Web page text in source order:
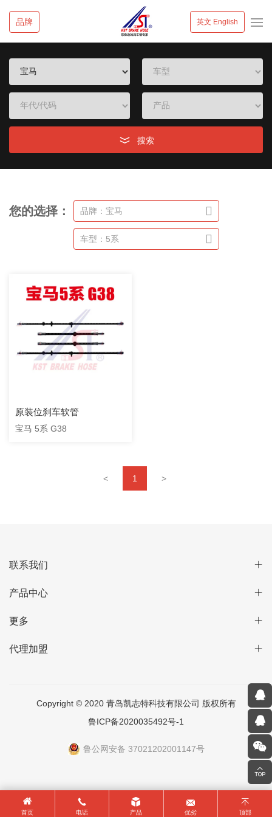
品牌 英文 English
搜索
您的选择： 品牌：宝马
车型：5系
原装位刹车软管
宝马 5系 G38
< 1 >
联系我们
产品中心
更多
代理加盟
Copyright © 2020 青岛凯志特科技有限公司 版权所有
鲁ICP备2020035492号-1
鲁公网安备 37021202001147号
首页 电话 产品 优劣 顶部